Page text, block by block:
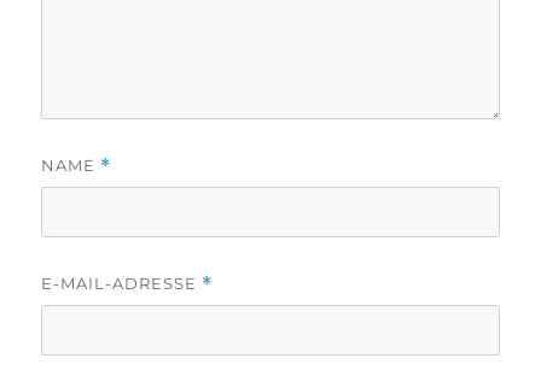
NAME *
E-MAIL-ADRESSE *